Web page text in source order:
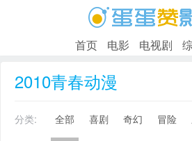
首页 电影 电视剧
2010青春动漫
分类: 全部 喜剧 奇幻 冒险